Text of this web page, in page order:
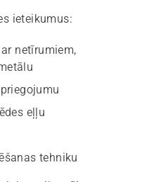
ieteikumus:
netīrumiem,
eļļu
tehniku